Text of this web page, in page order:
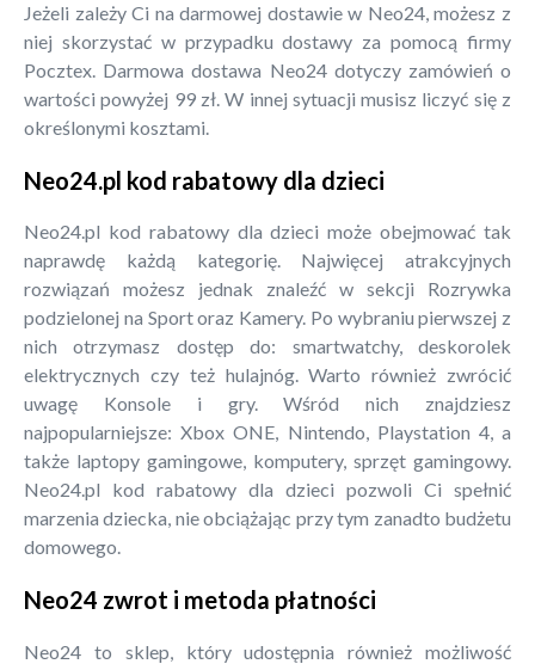
Jeżeli zależy Ci na darmowej dostawie w Neo24, możesz z
niej skorzystać w przypadku dostawy za pomocą firmy
Pocztex. Darmowa dostawa Neo24 dotyczy zamówień o
wartości powyżej 99 zł. W innej sytuacji musisz liczyć się z
określonymi kosztami.
Neo24.pl kod rabatowy dla dzieci
Neo24.pl kod rabatowy dla dzieci może obejmować tak
naprawdę każdą kategorię. Najwięcej atrakcyjnych
rozwiązań możesz jednak znaleźć w sekcji Rozrywka
podzielonej na Sport oraz Kamery. Po wybraniu pierwszej z
nich otrzymasz dostęp do: smartwatchy, deskorolek
elektrycznych czy też hulajnóg. Warto również zwrócić
uwagę Konsole i gry. Wśród nich znajdziesz
najpopularniejsze: Xbox ONE, Nintendo, Playstation 4, a
także laptopy gamingowe, komputery, sprzęt gamingowy.
Neo24.pl kod rabatowy dla dzieci pozwoli Ci spełnić
marzenia dziecka, nie obciążając przy tym zanadto budżetu
domowego.
Neo24 zwrot i metoda płatności
Neo24 to sklep, który udostępnia również możliwość